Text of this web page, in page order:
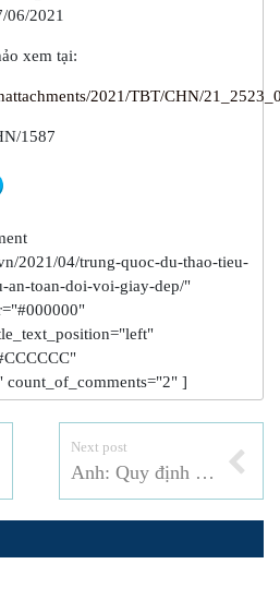
06/2021
xem tại:
2021/TBT/CHN/
1587
2021/04/trung-quoc-du-thao-tieu-
an-toan-doi-voi-giay-dep/"
count_of_comments="2" ]
Next post
Anh: Quy định đối với thiết bị xét nghiệm Covid-19